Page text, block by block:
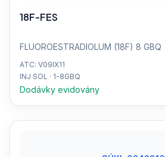
18F-FES
FLUOROESTRADIOLUM (18F) 8 GBQ
ATC: V09IX11
INJ SOL · 1-8GBQ
Dodávky evidovány